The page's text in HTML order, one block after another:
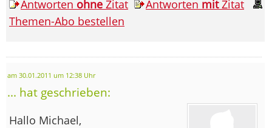
Antworten ohne Zitat Antworten mitZitat
Themen-Abo bestellen
am 30.01.2011 um 12:38 Uhr
... hat geschrieben:
Hallo Michael,